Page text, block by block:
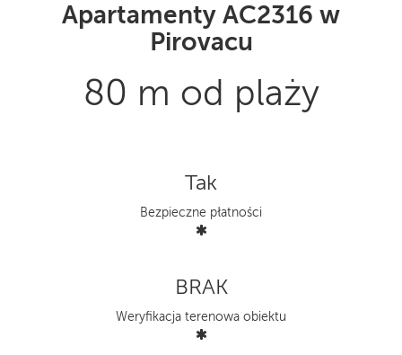
Apartamenty AC2316 w
Pirovacu
80 m od plaży
Tak
Bezpieczne płatności
BRAK
Weryfikacja terenowa obiektu